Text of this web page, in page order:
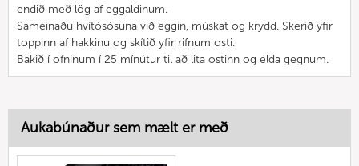
endið með lög af eggaldinum.
Sameinaðu hvítósósuna við eggin, múskat og krydd. Skerið yfir
toppinn af hakkinu og skítið yfir rifnum osti.
Bakið í ofninum í 25 mínútur til að lita ostinn og elda gegnum.
Aukabúnaður sem mælt er með